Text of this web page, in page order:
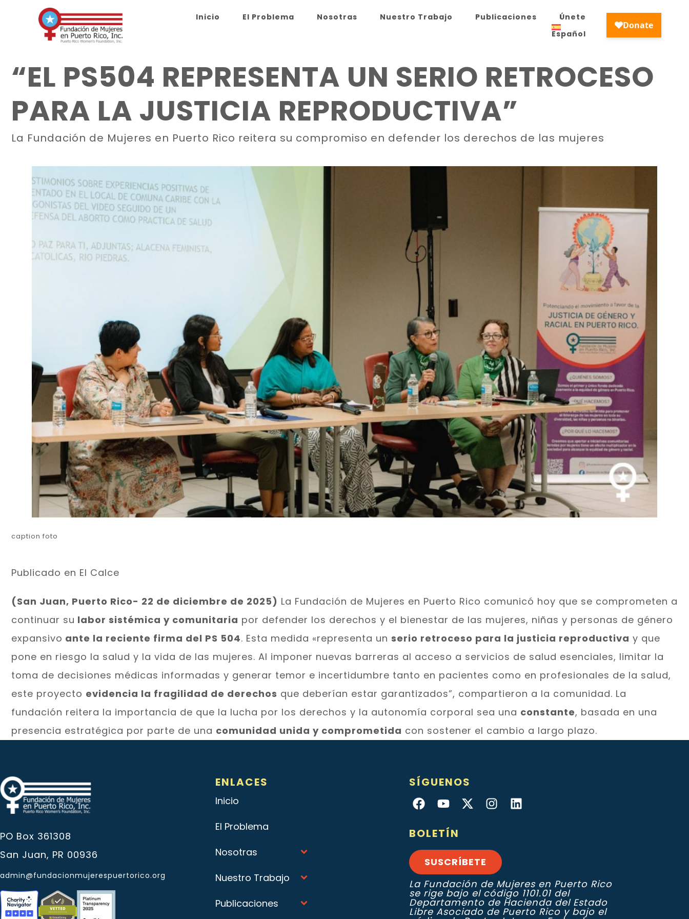
Inicio El Problema Nosotras Nuestro Trabajo Publicaciones
Únete
Español
“EL PS504 REPRESENTA UN SERIO RETROCESO
PARA LA JUSTICIA REPRODUCTIVA”
La Fundación de Mujeres en Puerto Rico reitera su compromiso en defender los derechos de las mujeres
caption foto
Publicado en El Calce
(San Juan, Puerto Rico- 22 de diciembre de 2025) La Fundación de Mujeres en Puerto Rico comunicó hoy que se comprometen a
continuar su labor sistémica y comunitaria por defender los derechos y el bienestar de las mujeres, niñas y personas de género
expansivo ante la reciente firma del PS 504. Esta medida «representa un serio retroceso para la justicia reproductiva y que
pone en riesgo la salud y la vida de las mujeres. Al imponer nuevas barreras al acceso a servicios de salud esenciales, limitar la
toma de decisiones médicas informadas y generar temor e incertidumbre tanto en pacientes como en profesionales de la salud,
este proyecto evidencia la fragilidad de derechos que deberían estar garantizados”, compartieron a la comunidad. La
fundación reitera la importancia de que la lucha por los derechos y la autonomía corporal sea una constante, basada en una
presencia estratégica por parte de una comunidad unida y comprometida con sostener el cambio a largo plazo.
PO Box 361308
San Juan, PR 00936
admin@fundacionmujerespuertorico.org
ENLACES
Inicio
El Problema
Nosotras
Nuestro Trabajo
Publicaciones
SÍGUENOS
BOLETÍN
SUSCRÍBETE
La Fundación de Mujeres en Puerto Rico
se rige bajo el código 1101.01 del
Departamento de Hacienda del Estado
Libre Asociado de Puerto Rico y bajo el